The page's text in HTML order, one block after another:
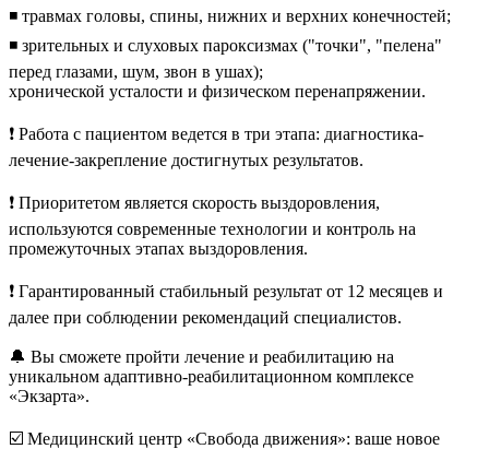
◾️ травмах головы, спины, нижних и верхних конечностей;
◾️ зрительных и слуховых пароксизмах ("точки", "пелена"
перед глазами, шум, звон в ушах);
хронической усталости и физическом перенапряжении.
❗️ Работа с пациентом ведется в три этапа: диагностика-
лечение-закрепление достигнутых результатов.
❗️ Приоритетом является скорость выздоровления,
используются современные технологии и контроль на
промежуточных этапах выздоровления.
❗️ Гарантированный стабильный результат от 12 месяцев и
далее при соблюдении рекомендаций специалистов.
🔔 Вы сможете пройти лечение и реабилитацию на
уникальном адаптивно-реабилитационном комплексе
«Экзарта».
☑️ Медицинский центр «Свобода движения»: ваше новое